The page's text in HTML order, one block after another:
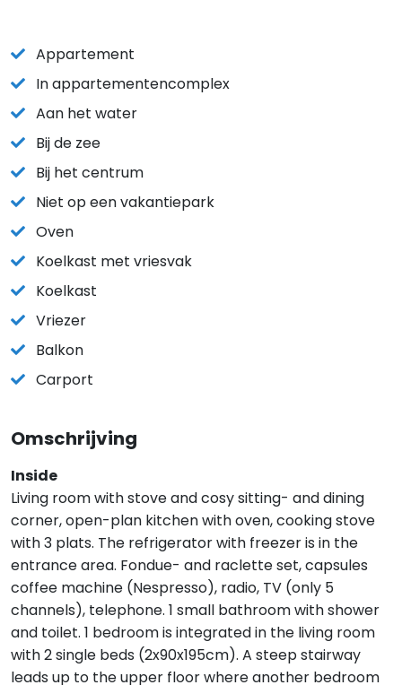
Appartement
In appartementencomplex
Aan het water
Bij de zee
Bij het centrum
Niet op een vakantiepark
Oven
Koelkast met vriesvak
Koelkast
Vriezer
Balkon
Carport
Omschrijving
Inside
Living room with stove and cosy sitting- and dining
corner, open-plan kitchen with oven, cooking stove
with 3 plats. The refrigerator with freezer is in the
entrance area. Fondue- and raclette set, capsules
coffee machine (Nespresso), radio, TV (only 5
channels), telephone. 1 small bathroom with shower
and toilet. 1 bedroom is integrated in the living room
with 2 single beds (2x90x195cm). A steep stairway
leads up to the upper floor where another bedroom